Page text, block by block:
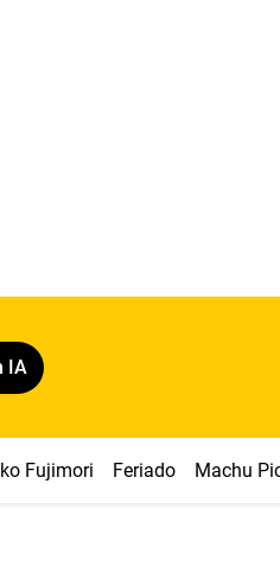
IA
Fujimori Feriado Machu